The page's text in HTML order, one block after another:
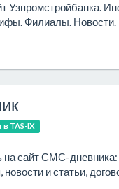
Узпромстройбанка.
Филиалы. Новости.
в TAS-IX
на сайт СМС-
новости и статьи,